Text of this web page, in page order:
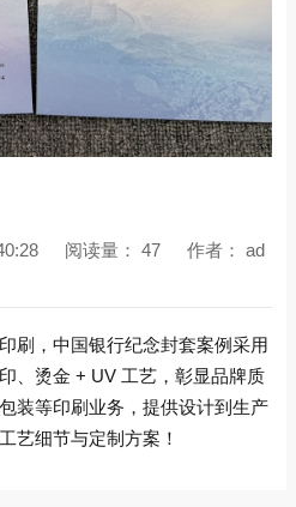
阅读量： 47 作者： ad
刷，中国银行纪念封套案例采用
、烫金 + UV 工艺，彰显品牌质
装等印刷业务，提供设计到生产
艺细节与定制方案！